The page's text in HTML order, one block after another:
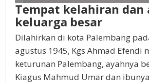
Tempat kelahiran dan
keluarga besar
Dilahirkan di kota Palembang
agustus 1945, Kgs Ahmad Efendi
keturunan Palembang, ayahnya
Kiagus Mahmud Umar dan